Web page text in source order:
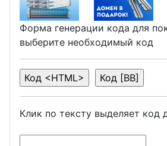
Форма генерации кода для
выберите необходимый код
Клик по тексту выделяет код